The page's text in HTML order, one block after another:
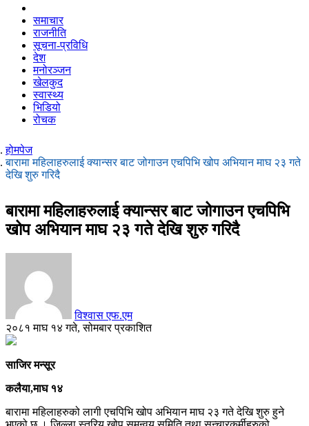
समाचार
राजनीति
सूचना-प्रविधि
देश
मनोरञ्जन
खेलकुद
स्वास्थ्य
भिडियो
रोचक
होमपेज
बारामा महिलाहरुलाई क्यान्सर बाट जोगाउन एचपिभि खोप अभियान माघ २३ गते
देखि शुरु गरिदै
बारामा महिलाहरुलाई क्यान्सर बाट जोगाउन एचपिभि
खोप अभियान माघ २३ गते देखि शुरु गरिदै
विश्वास एफ.एम
२०८१ माघ १४ गते, सोमबार प्रकाशित
साजिर मन्सूर
कलैया,माघ १४
बारामा महिलाहरुको लागी एचपिभि खोप अभियान माघ २३ गते देखि शुरु हुने